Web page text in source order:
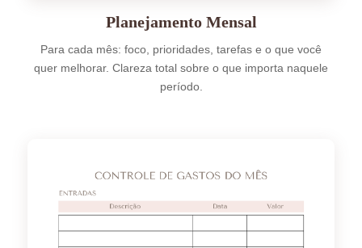
Planejamento Mensal
Para cada mês: foco, prioridades, tarefas e o que você
quer melhorar. Clareza total sobre o que importa naquele
período.